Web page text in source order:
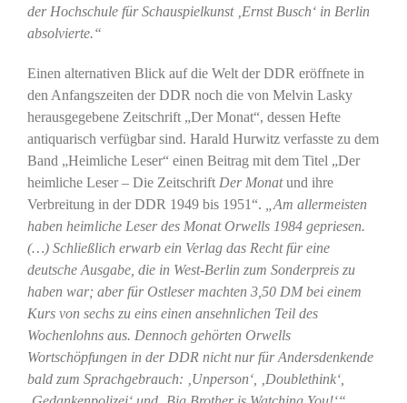
der Hochschule für Schauspielkunst ‚Ernst Busch‘ in Berlin
absolvierte.“
Einen alternativen Blick auf die Welt der DDR eröffnete in
den Anfangszeiten der DDR noch die von Melvin Lasky
herausgegebene Zeitschrift „Der Monat“, dessen Hefte
antiquarisch verfügbar sind. Harald Hurwitz verfasste zu dem
Band „Heimliche Leser“ einen Beitrag mit dem Titel „Der
heimliche Leser – Die Zeitschrift Der Monatund ihre
Verbreitung in der DDR 1949 bis 1951“.
„Am allermeisten
haben heimliche Leser des Monat Orwells 1984 gepriesen.
(…) Schließlich erwarb ein Verlag das Recht für eine
deutsche Ausgabe, die in West-Berlin zum Sonderpreis zu
haben war; aber für Ostleser machten 3,50 DM bei einem
Kurs von sechs zu eins einen ansehnlichen Teil des
Wochenlohns aus. Dennoch gehörten Orwells
Wortschöpfungen in der DDR nicht nur für Andersdenkende
bald zum Sprachgebrauch: ‚Unperson‘, ‚Doublethink‘,